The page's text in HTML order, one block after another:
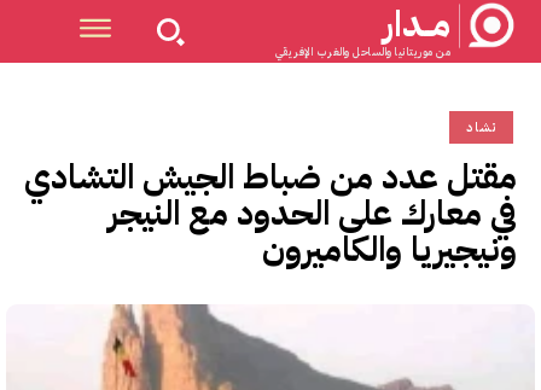
مــدار
من موريتانيا والساحل والغرب الإفريقي
تشاد
مقتل عدد من ضباط الجيش التشادي
في معارك على الحدود مع النيجر
ونيجيريا والكاميرون